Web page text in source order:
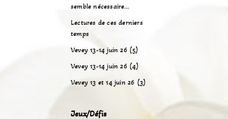
semble nécessaire…
Lectures de ces derniers
temps
Vevey 13-14 juin 26 (5)
Vevey 13-14 juin 26 (4)
Vevey 13 et 14 juin 26 (3)
Jeux/Défis